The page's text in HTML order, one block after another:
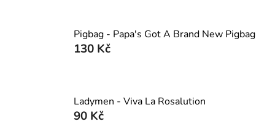
Pigbag - Papa's Got A Brand New Pigbag
130 Kč
Ladymen - Viva La Rosalution
90 Kč